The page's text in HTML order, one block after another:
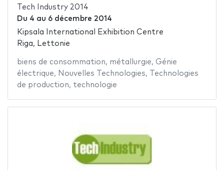
Tech Industry 2014
Du 4 au 6 décembre 2014
Kipsala International Exhibition Centre
Riga, Lettonie
biens de consommation, métallurgie, Génie
électrique, Nouvelles Technologies,
Technologies
de production, technologie